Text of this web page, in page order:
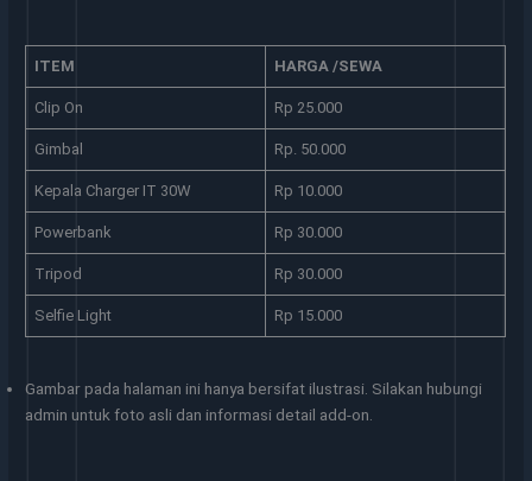
ITEM HARGA /SEWA
Clip On Rp 25.000
Gimbal Rp. 50.000
Kepala Charger IT 30W Rp 10.000
Powerbank Rp 30.000
Tripod Rp 30.000
Selfie Light Rp 15.000
Gambar pada halaman ini hanya bersifat ilustrasi. Silakan hubungi
admin untuk foto asli dan informasi detail add-on.